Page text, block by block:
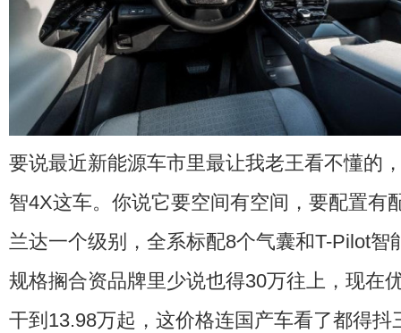
要说最近新能源车市里最让我老王看不懂的
智4X这车。你说它要空间有空间，要配置有
兰达一个级别，全系标配8个气囊和T-Pilot智
规格搁合资品牌里少说也得30万往上，现在
干到13.98万起，这价格连国产车看了都得抖